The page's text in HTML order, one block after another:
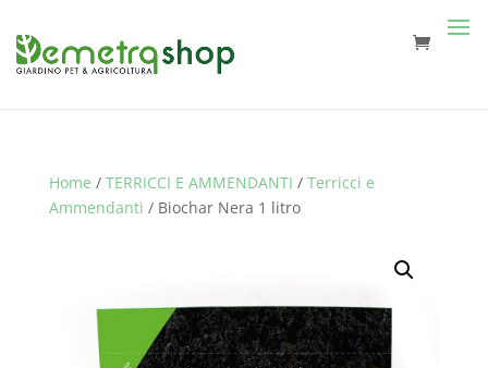
Home / TERRICCI E AMMENDANTI / Terricci e
Ammendanti / Biochar Nera 1 litro